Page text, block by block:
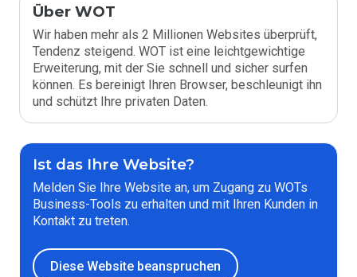
Über WOT
Wir haben mehr als 2 Millionen Websites überprüft,
Tendenz steigend. WOT ist eine leichtgewichtige
Erweiterung, mit der Sie schnell und sicher surfen
können. Es bereinigt Ihren Browser, beschleunigt ihn
und schützt Ihre privaten Daten.
Ist das Ihre Website?
Melden Sie Ihre Website an, um Zugang zu WOTs
Business-Tools zu erhalten und mit Ihren Kunden in
Kontakt zu treten.
Diese Website beanspruchen